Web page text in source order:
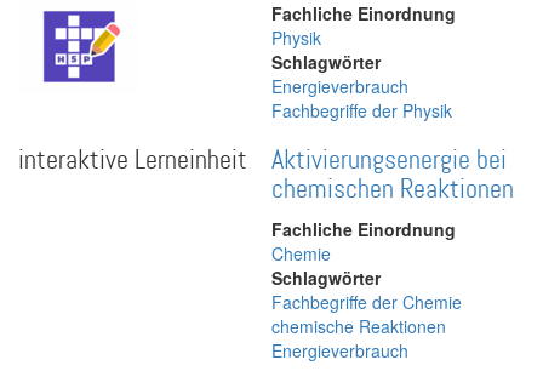
Fachliche Einordnung
Physik
Schlagwörter
Energieverbrauch
Fachbegriffe der Physik
interaktive Lerneinheit
Aktivierungsenergie bei
chemischen Reaktionen
Fachliche Einordnung
Chemie
Schlagwörter
Fachbegriffe der Chemie
chemische Reaktionen
Energieverbrauch